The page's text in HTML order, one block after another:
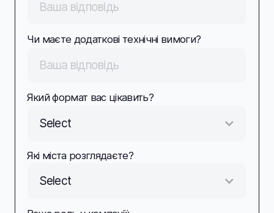
Чи маєте додаткові технічні вимоги?
Який формат вас цікавить?
Select
Які міста розглядаєте?
Select